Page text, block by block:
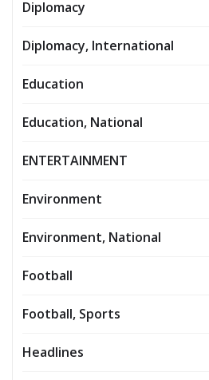
Diplomacy
Diplomacy, International
Education
Education, National
ENTERTAINMENT
Environment
Environment, National
Football
Football, Sports
Headlines